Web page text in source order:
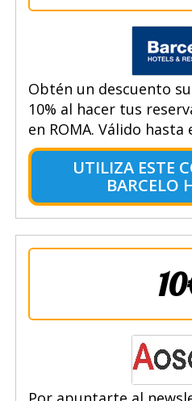
Obtén un descuento
10% al hacer tus
en ROMA. Válido hasta
UTILIZA ESTE
BARCELO